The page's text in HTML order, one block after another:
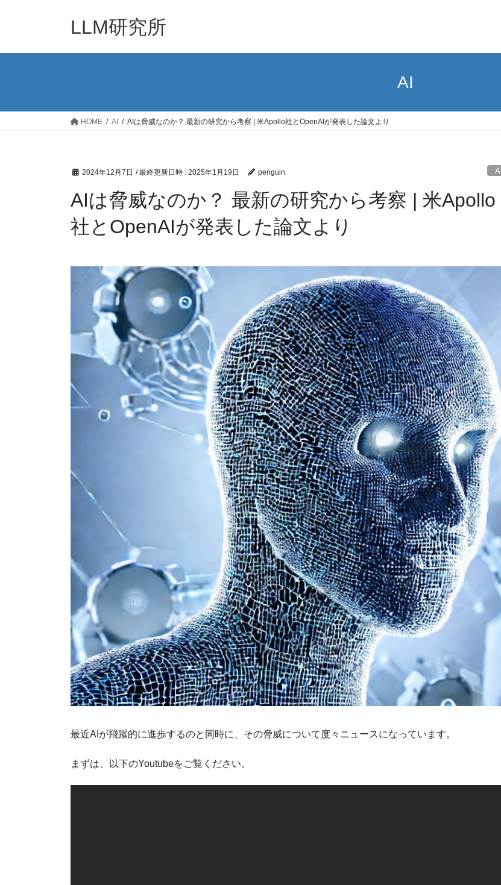
LLM研究所
AI
HOME AI AIは脅威なのか？ 最新の研究から考察 | 米Apollo社とOpenAIが発表した論文より
2024年12月7日 / 最終更新日時 : 2025年1月19日 penguin AI
AIは脅威なのか？ 最新の研究から考察 | 米Apollo
社とOpenAIが発表した論文より
最近AIが飛躍的に進歩するのと同時に、その脅威について度々ニュースになっています。
まずは、以下のYoutubeをご覧ください。